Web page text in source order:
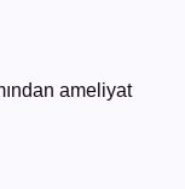
ameliyat